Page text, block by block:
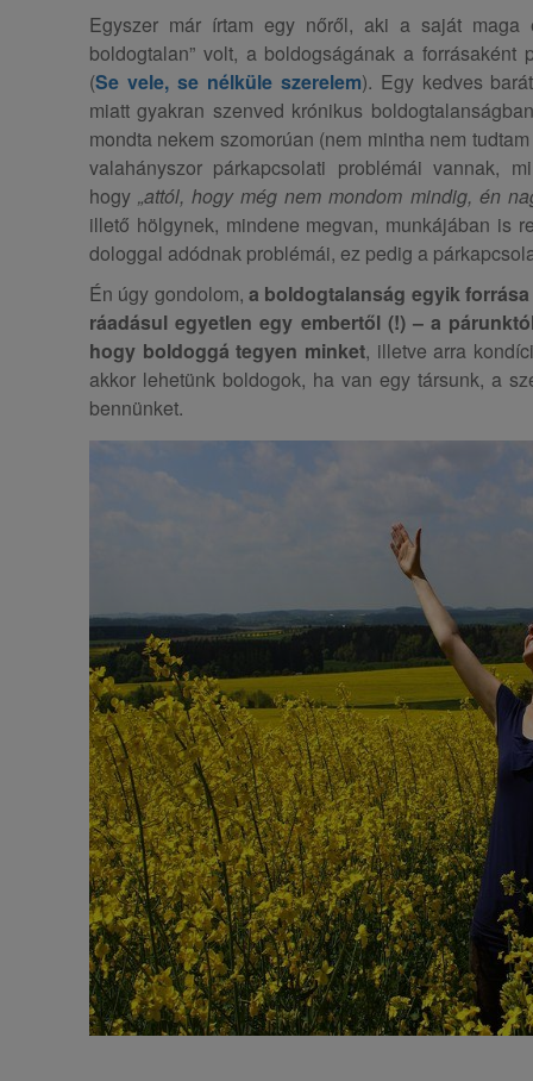
Egyszer már írtam egy nőről, aki a saját maga
boldogtalan” volt, a boldogságának a
(Se vele, se nélküle szerelem). Egy kedves
miatt gyakran szenved krónikus
mondta nekem szomorúan (nem mintha nem
valahányszor párkapcsolati problémái vannak,
hogy„attól, hogy még nem mondom mindig, én
illető hölgynek, mindene megvan, munkájában is
dologgal adódnak problémái, ez pedig a
Én úgy gondolom, a boldogtalanság egyik
ráadásul egyetlen egy embertől (!) – a
hogy boldoggá tegyen minket, illetve arra
akkor lehetünk boldogok, ha van egy társunk, a
bennünket.